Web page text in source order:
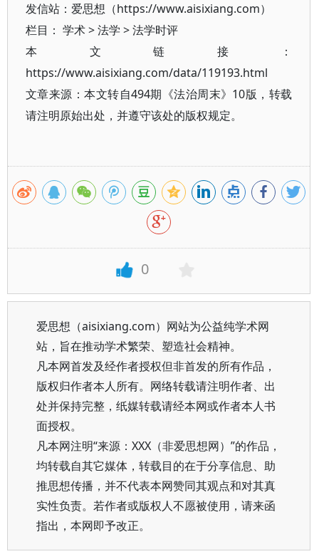
发信站：爱思想（https://www.aisixiang.com）
栏目： 学术>法学 >法学时评
本文链接：
https://www.aisixiang.com/data/119193.html
文章来源：本文转自494期《法治周末》10版，转载
请注明原始出处，并遵守该处的版权规定。
0
爱思想（aisixiang.com）网站为公益纯学术网
站，旨在推动学术繁荣、塑造社会精神。
凡本网首发及经作者授权但非首发的所有作品，
版权归作者本人所有。网络转载请注明作者、出
处并保持完整，纸媒转载请经本网或作者本人书
面授权。
凡本网注明“来源：XXX（非爱思想网）”的作品，
均转载自其它媒体，转载目的在于分享信息、助
推思想传播，并不代表本网赞同其观点和对其真
实性负责。若作者或版权人不愿被使用，请来函
指出，本网即予改正。